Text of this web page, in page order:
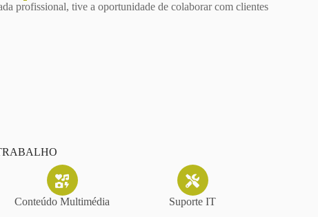
profissional, tive a oportunidade de colaborar com clientes
Conteúdo Multimédia Suporte IT